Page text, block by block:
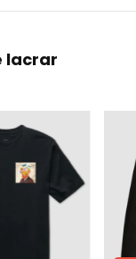
lacrar